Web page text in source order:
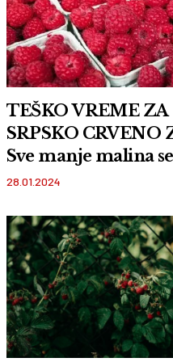
TEŠKO VREME ZA
SRPSKO CRVENO
Sve manje malina
a smanjena
28.01.2024